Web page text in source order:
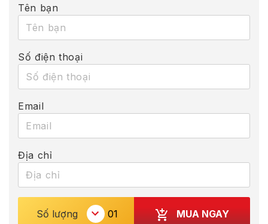
Tên bạn
Số điện thoại
Email
Địa chỉ
Số lượng MUA NGAY